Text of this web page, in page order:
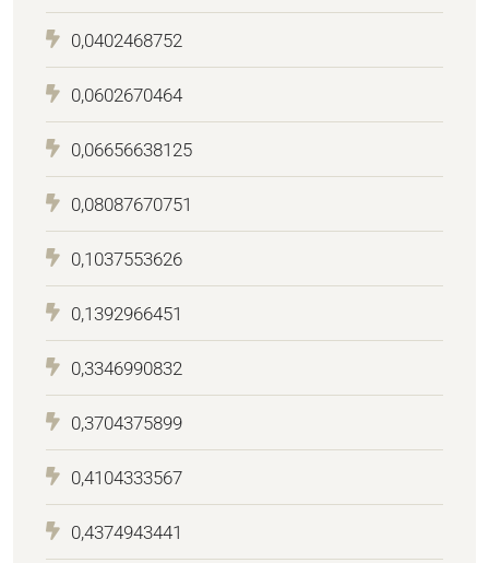
0,0402468752
0,0602670464
0,06656638125
0,08087670751
0,1037553626
0,1392966451
0,3346990832
0,3704375899
0,4104333567
0,4374943441